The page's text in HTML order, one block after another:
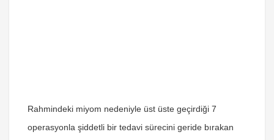
Rahmindeki miyom nedeniyle üst üste geçirdiği 7
operasyonla şiddetli bir tedavi sürecini geride bırakan